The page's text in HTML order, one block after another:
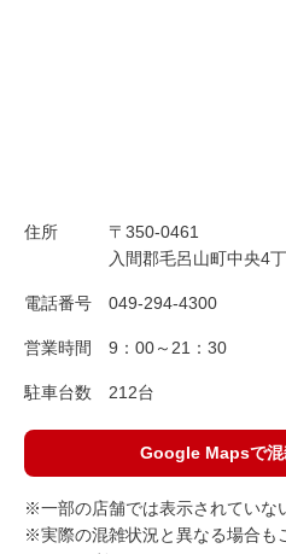
住所
〒350-0461
入間郡毛呂山町中央4
電話番号 049-294-4300
営業時間 9：00～21：30
駐車台数 212台
Google Mapsで混
※一部の店舗では表示されていな
※実際の混雑状況と異なる場合も